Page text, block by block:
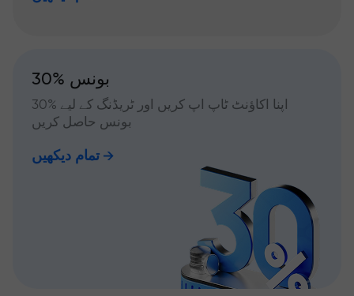
30% بونس
اپنا اکاؤنٹ ٹاپ اپ کریں اور ٹریڈنگ کے لیے %30
بونس حاصل کریں
تمام دیکھیں